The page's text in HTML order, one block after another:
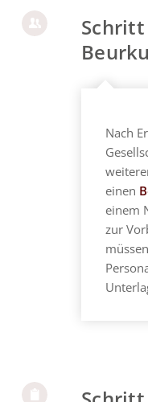
Nach
einen
einem
zur